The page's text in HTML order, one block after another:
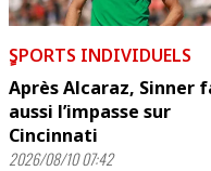
ٍSPORTS INDIVIDUELS
Après Alcaraz, Sinner
aussi l’impasse sur
Cincinnati
2026/08/10 07:42